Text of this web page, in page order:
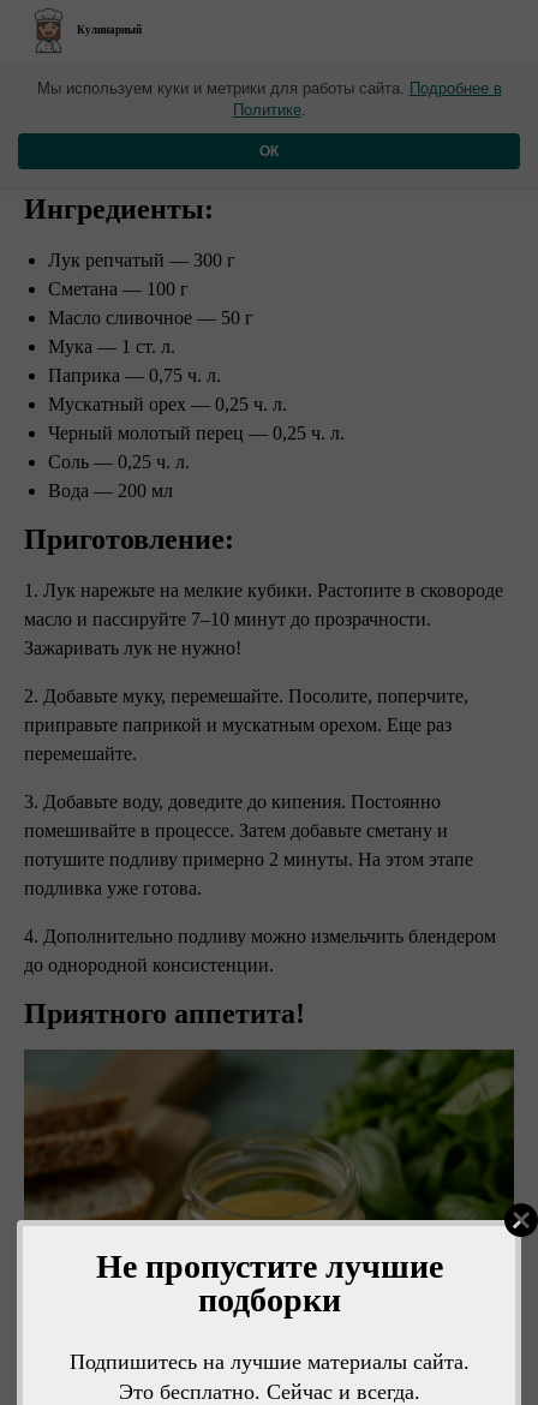
Не пропустите лучшие
подборки
Подпишитесь на лучшие материалы сайта.
Это бесплатно. Сейчас и всегда.
Кулинарный
​Луковая подлива для
котлет
Ингредиенты:
Лук репчатый — 300 г
Сметана — 100 г
Масло сливочное — 50 г
Мука — 1 ст. л.
Паприка — 0,75 ч. л.
Мускатный орех — 0,25 ч. л.
Черный молотый перец — 0,25 ч. л.
Соль — 0,25 ч. л.
Вода — 200 мл
Приготовление:
1. Лук нарежьте на мелкие кубики. Растопите в сковороде
масло и пассируйте 7–10 минут до прозрачности.
Зажаривать лук не нужно!
2. Добавьте муку, перемешайте. Посолите, поперчите,
приправьте паприкой и мускатным орехом. Еще раз
перемешайте.
3. Добавьте воду, доведите до кипения. Постоянно
помешивайте в процессе. Затем добавьте сметану и
потушите подливу примерно 2 минуты. На этом этапе
подливка уже готова.
4. Дополнительно подливу можно измельчить блендером
до однородной консистенции.
Приятного аппетита!
Мы используем куки и метрики для работы сайта. Подробнее в
Политике.
ОК